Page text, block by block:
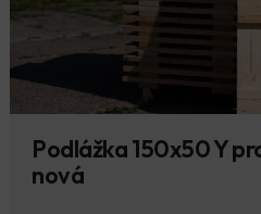
Podlážka 150x50 Y
nová